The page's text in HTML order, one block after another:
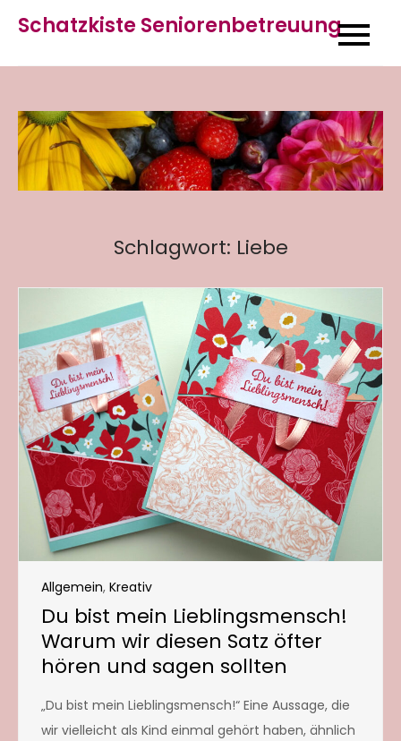
content
Schatzkiste Seniorenbetreuung
Schlagwort: Liebe
Allgemein, Kreativ
Du bist mein Lieblingsmensch!
Warum wir diesen Satz öfter
hören und sagen sollten
„Du bist mein Lieblingsmensch!“ Eine Aussage, die
wir vielleicht als Kind einmal gehört haben, ähnlich